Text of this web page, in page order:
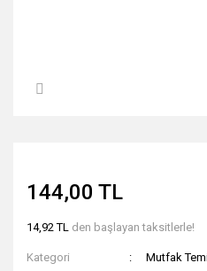
144,00 TL
14,92 TL den başlayan taksitlerle!
Kategori
Mutfak